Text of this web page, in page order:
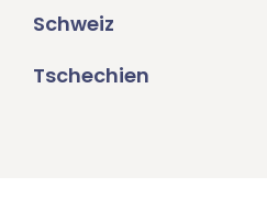
Schweiz
Tschechien